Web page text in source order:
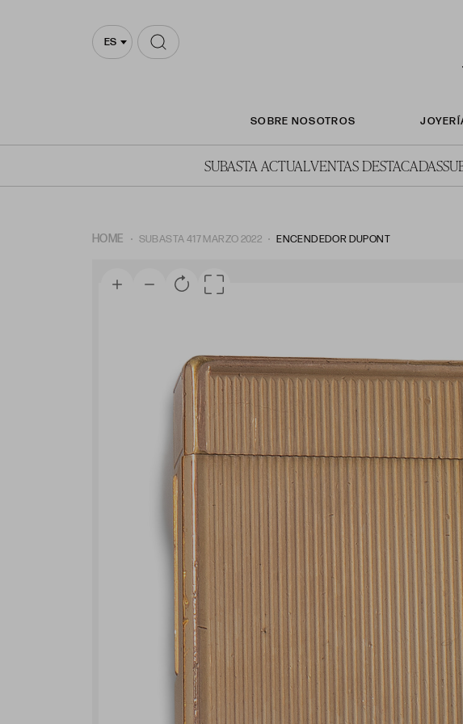
ES
SOBRE NOSOTROS
SUBASTA ACTUALVENTAS DESTACADAS
HOME SUBASTA 417 MARZO 2022 ENCENDEDOR DUPONT